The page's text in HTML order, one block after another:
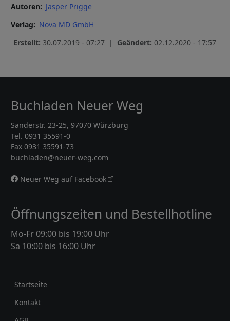
Autoren
Jasper Prigge
Verlag
Nova MD GmbH
Erstellt: 30.07.2019 - 07:27 | Geändert: 02.12.2020 - 17:57
Buchladen Neuer Weg
Sanderstr. 23-25, 97070 Würzburg
Tel. 0931 35591-0
Fax 0931 35591-73
buchladen@neuer-weg.com
Neuer Weg auf Facebook
Öffnungszeiten und Bestellhotline
Mo-Fr 09:00 bis 19:00 Uhr
Sa 10:00 bis 16:00 Uhr
Rechtliches
Startseite
Kontakt